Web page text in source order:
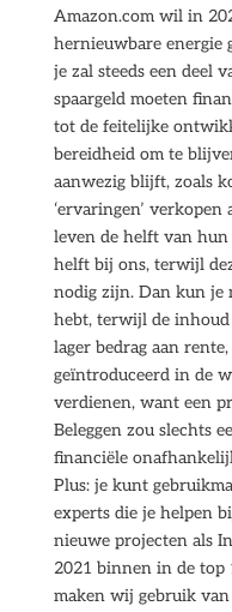
Amazon.com wil in
hernieuwbare energie
je zal steeds een deel
spaargeld moeten
tot de feitelijke
bereidheid om te
aanwezig blijft, zoals
‘ervaringen’
leven de helft van
helft bij ons, terwijl
nodig zijn. Dan kun je
hebt, terwijl de inhoud
lager bedrag aan
geïntroduceerd in de
verdienen, want een
Beleggen zou slechts
financiële
Plus: je kunt
experts die je helpen
nieuwe projecten als
2021 binnen in de top
maken wij gebruik